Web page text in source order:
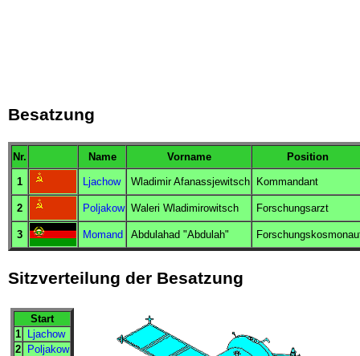
Besatzung
Nr. Name Vorname Position
1 Ljachow Wladimir Afanassjewitsch Kommandant
2 Poljakow Waleri Wladimirowitsch Forschungsarzt
3 Momand Abdulahad "Abdulah"
Sitzverteilung der Besatzung
Start
1
Ljachow
2
Poljakow